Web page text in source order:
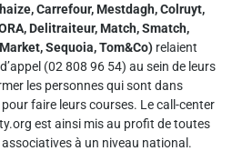
Carrefour, Mestdagh, Colruyt,
Delitraiteur, Match, Smatch,
Sequoia, Tom&Co) relaient
(02 808 96 54) au sein de leurs
les personnes qui sont dans
pour faire leurs courses. Le call-center
est ainsi mis au profit de toutes
à un niveau national.